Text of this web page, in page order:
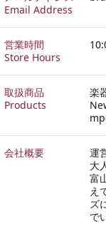
Email Address
営業時間
Store Hours
取扱商品
Products
楽
会社概要
運
大
富
え
ズ
で